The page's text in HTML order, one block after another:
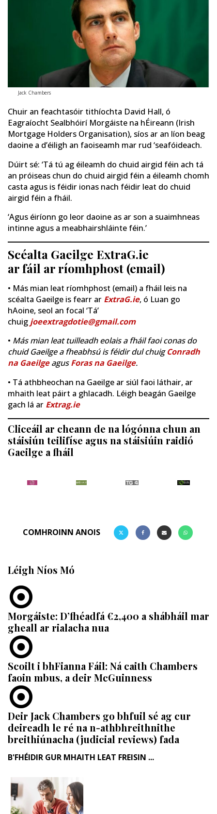
Jack Chambers
Chuir an feachtasóir tithíochta David Hall, ó
Eagraíocht Sealbhóirí Morgáiste na hÉireann (Irish
Mortgage Holders Organisation), síos ar an líon beag
daoine a d’éiligh an faoiseamh mar rud ‘seafóideach.
Dúirt sé: ‘Tá tú ag éileamh do chuid airgid féin ach tá
an próiseas chun do chuid airgid féin a éileamh chomh
casta agus is féidir ionas nach féidir leat do chuid
airgid féin a fháil.
‘Agus éiríonn go leor daoine as ar son a suaimhneas
intinne agus a meabhairshláinte féin.’
Scéalta Gaeilge ExtraG.ie
ar fáil ar ríomhphost (email)
• Más mian leat ríomhphost (email) a fháil leis na
scéalta Gaeilge is fearr ar ExtraG.ie, ó Luan go
hAoine, seol an focal ‘Tá’
chuig joeextragdotie@gmail.com
• Más mian leat tuilleadh eolais a fháil faoi conas do
chuid Gaeilge a fheabhsú is féidir dul chuigConradh
na GaeilgeagusForas na Gaeilge.
• Tá athbheochan na Gaeilge ar siúl faoi láthair, ar
mhaith leat páirt a ghlacadh. Léigh beagán Gaeilge
gach lá ar Extrag.ie
Cliceáil ar cheann de na lógónna chun an
stáisiún teilifíse agus na stáisiúin raidió
Gaeilge a fháil
COMHROINN ANOIS
Léigh Níos Mó
Morgáiste: D’fhéadfá €2,400 a shábháil mar
gheall ar rialacha nua
Scoilt i bhFianna Fáil: Ná caith Chambers
faoin mbus, a deir McGuinness
Deir Jack Chambers go bhfuil sé ag cur
deireadh le ré na n-athbhreithnithe
breithiúnacha (judicial reviews) fada
B'FHÉIDIR GUR MHAITH LEAT FREISIN ...